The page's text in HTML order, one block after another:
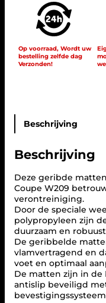
l
i
j
k
e
s
a
s
:
€
1
1
5
,
0
0
.
B
U
O
A
T
E
N
S
e
t
C
L
K
W
2
0
Op voorraad, Wordt uw
bestelling zelfde dag
Verzonden!
Beschrijving
Beschrijving
Deze geribde
Coupe W209
verontreiniging.
Door de speciale
polypropyleen zijn
duurzaam en
De geribbelde
vlamvertragend en
voet en optimaal
De matten zijn in de
antislip beveiligd